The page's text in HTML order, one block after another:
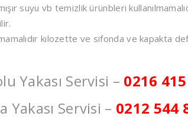
suyu vb temizlik ürünbleri
kılozette ve sifonda ve kapakta
Yakası Servisi – 0216
Servisi – 0212 544